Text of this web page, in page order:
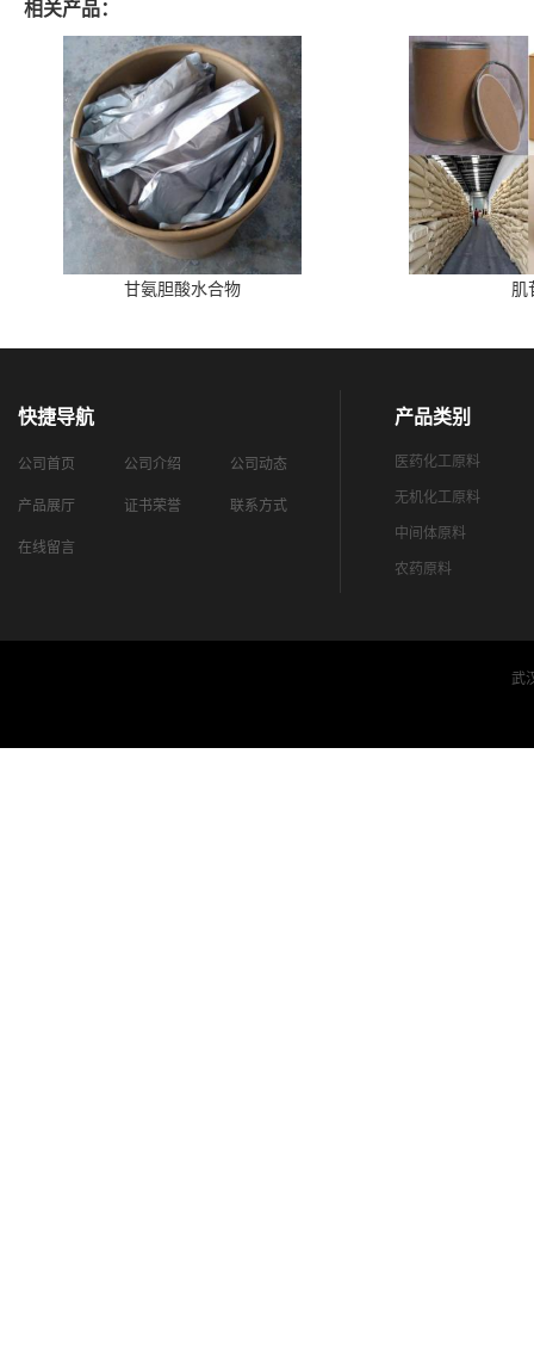
相关产品：
甘氨胆酸水合物 肌
快捷导航
公司首页 公司介绍 公司动态
产品展厅 证书荣誉 联系方式
在线留言
产品类别
医药化工原料
无机化工原料
中间体原料
农药原料
武